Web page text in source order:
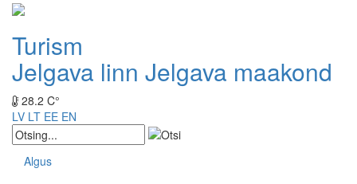
Turism
Jelgava linn Jelgava maakond
28.2 C°
LV LT EE EN
Algus